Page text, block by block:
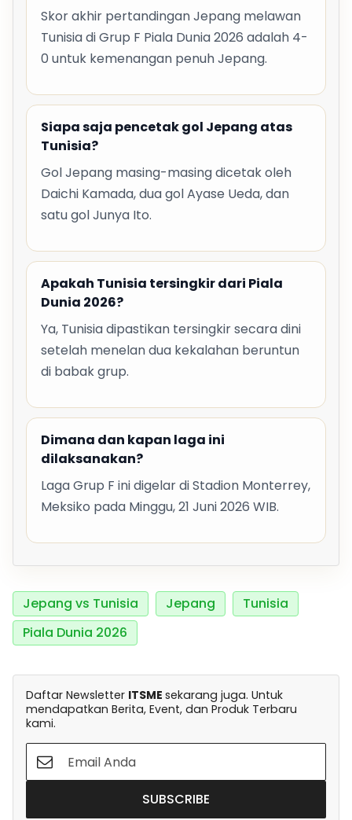
Skor akhir pertandingan Jepang melawan
Tunisia di Grup F Piala Dunia 2026 adalah 4-
0 untuk kemenangan penuh Jepang.
Siapa saja pencetak gol Jepang atas
Tunisia?
Gol Jepang masing-masing dicetak oleh
Daichi Kamada, dua gol Ayase Ueda, dan
satu gol Junya Ito.
Apakah Tunisia tersingkir dari Piala
Dunia 2026?
Ya, Tunisia dipastikan tersingkir secara dini
setelah menelan dua kekalahan beruntun
di babak grup.
Dimana dan kapan laga ini
dilaksanakan?
Laga Grup F ini digelar di Stadion Monterrey,
Meksiko pada Minggu, 21 Juni 2026 WIB.
Jepang vs Tunisia Jepang
Tunisia
Piala Dunia 2026
Daftar Newsletter ITSME sekarang juga. Untuk
mendapatkan Berita, Event, dan Produk Terbaru
kami.
SUBSCRIBE